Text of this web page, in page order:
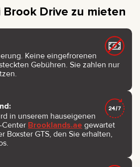
Drive zu mieten
Keine eingefrorenen
Gebühren. Sie zahlen nur
in unserem hauseigenen
Center Brooklands.ae gewartet
Boxster GTS, den Sie erhalten,